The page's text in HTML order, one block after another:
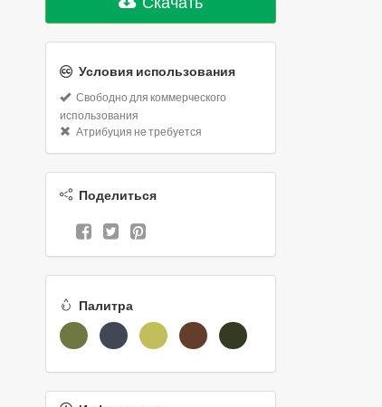
Условия использования
Свободно для коммерческого
использования
Атрибуция не требуется
Поделиться
Палитра